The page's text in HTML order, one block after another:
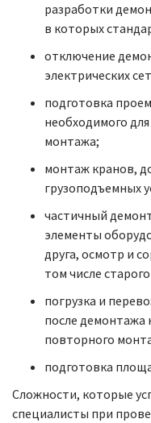
разработки
в которых
отключение
электрических
подготовка
необходимого
монтажа;
монтаж кранов,
грузоподъемных
частичный
элементы
друга, осмотр и
том числе
погрузка и
после демонтажа
повторного
подготовка
Сложности, которые
специалисты при